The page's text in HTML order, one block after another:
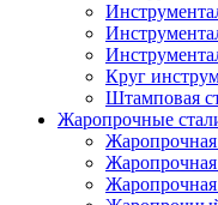
Круг
Штамповая
Жаропрочные
Жаропрочная
Жаропрочная
Жаропрочная